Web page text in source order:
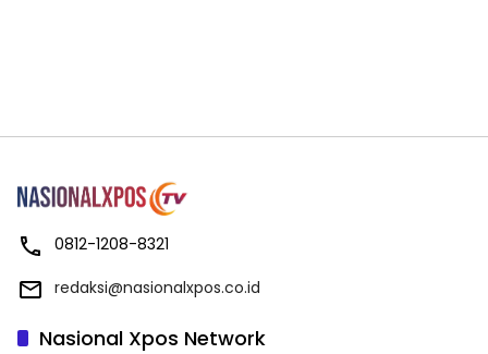
0812-1208-8321
redaksi@nasionalxpos.co.id
Nasional Xpos Network